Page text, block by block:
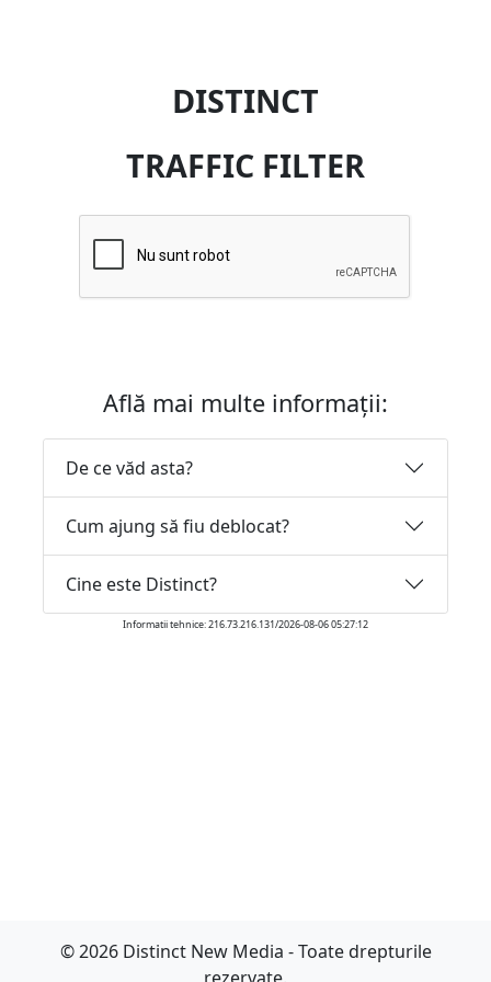
DISTINCT
TRAFFIC FILTER
Află mai multe informații:
De ce văd asta?
Cum ajung să fiu deblocat?
Cine este Distinct?
Informatii tehnice: 216.73.216.131/2026-08-06 05:27:12
© 2026 Distinct New Media - Toate drepturile